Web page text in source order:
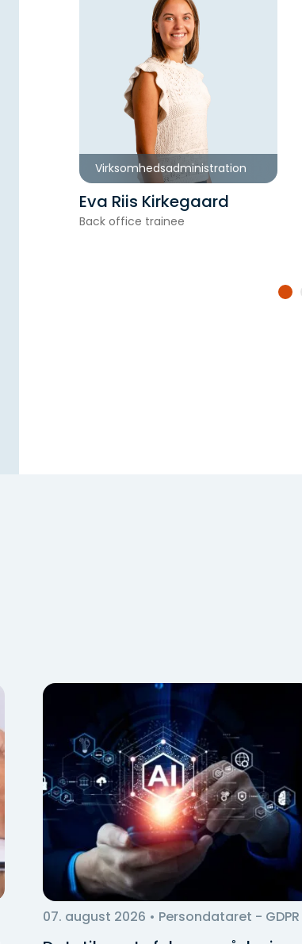
Virksomhedsadministration
Eva Riis Kirkegaard
Back office trainee
07. august 2026 • Persondataret - GDPR